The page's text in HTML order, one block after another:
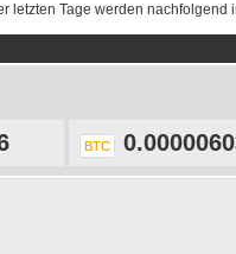
letzten Tage werden
BTC